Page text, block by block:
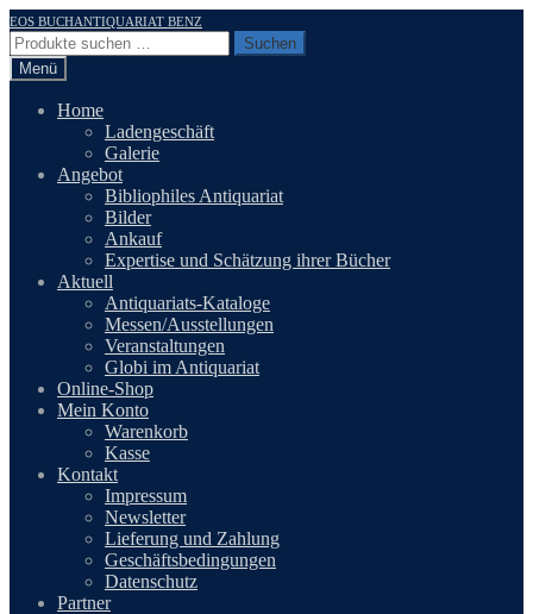
Zur
Navigation
springen
Zum
Inhalt
springen
EOS BUCHANTIQUARIAT BENZ
Suchen
nach:
Suchen
Menü
Home
Ladengeschäft
Galerie
Angebot
Bibliophiles Antiquariat
Bilder
Ankauf
Expertise und Schätzung ihrer Bücher
Aktuell
Antiquariats-Kataloge
Messen/Ausstellungen
Veranstaltungen
Globi im Antiquariat
Online-Shop
Mein Konto
Warenkorb
Kasse
Kontakt
Impressum
Newsletter
Lieferung und Zahlung
Geschäftsbedingungen
Datenschutz
Partner